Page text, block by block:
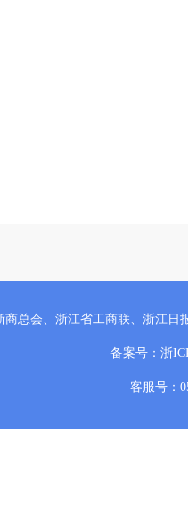
总会、浙江省工商联、浙江
备案号： 浙
客服号：